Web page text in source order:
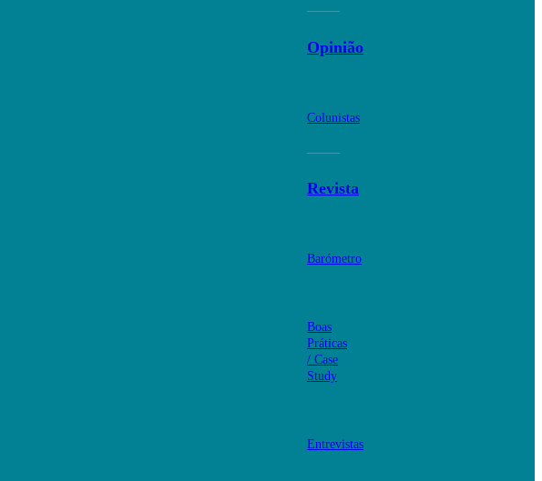
Opinião
Colunistas
Revista
Barómetro
Boas
Práticas
/ Case
Study
Entrevistas